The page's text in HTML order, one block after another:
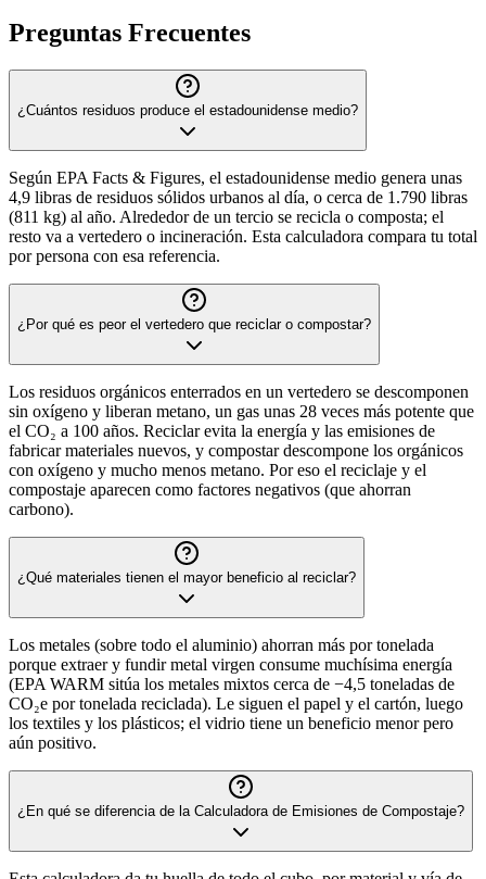
Preguntas Frecuentes
¿Cuántos residuos produce el estadounidense medio?
Según EPA Facts & Figures, el estadounidense medio genera unas
4,9 libras de residuos sólidos urbanos al día, o cerca de 1.790 libras
(811 kg) al año. Alrededor de un tercio se recicla o composta; el
resto va a vertedero o incineración. Esta calculadora compara tu total
por persona con esa referencia.
¿Por qué es peor el vertedero que reciclar o compostar?
Los residuos orgánicos enterrados en un vertedero se descomponen
sin oxígeno y liberan metano, un gas unas 28 veces más potente que
el CO₂ a 100 años. Reciclar evita la energía y las emisiones de
fabricar materiales nuevos, y compostar descompone los orgánicos
con oxígeno y mucho menos metano. Por eso el reciclaje y el
compostaje aparecen como factores negativos (que ahorran
carbono).
¿Qué materiales tienen el mayor beneficio al reciclar?
Los metales (sobre todo el aluminio) ahorran más por tonelada
porque extraer y fundir metal virgen consume muchísima energía
(EPA WARM sitúa los metales mixtos cerca de −4,5 toneladas de
CO₂e por tonelada reciclada). Le siguen el papel y el cartón, luego
los textiles y los plásticos; el vidrio tiene un beneficio menor pero
aún positivo.
¿En qué se diferencia de la Calculadora de Emisiones de Compostaje?